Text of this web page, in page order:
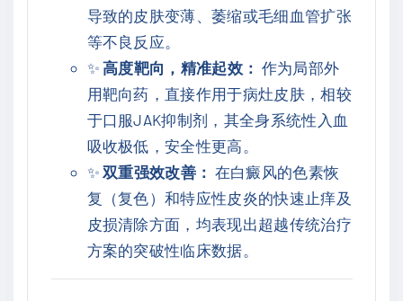
导致的皮肤变薄、萎缩或毛细血管扩张
等不良反应。
✨高度靶向，精准起效： 作为局部外
用靶向药，直接作用于病灶皮肤，相较
于口服JAK抑制剂，其全身系统性入血
吸收极低，安全性更高。
✨双重强效改善： 在白癜风的色素恢
复（复色）和特应性皮炎的快速止痒及
皮损清除方面，均表现出超越传统治疗
方案的突破性临床数据。